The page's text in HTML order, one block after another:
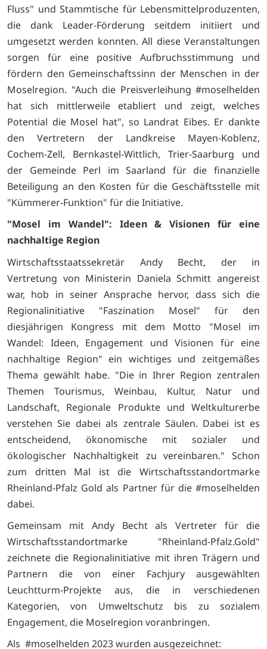
Fluss" und Stammtische für Lebensmittelproduzenten,
die dank Leader-Förderung seitdem initiiert und
umgesetzt werden konnten. All diese Veranstaltungen
sorgen für eine positive Aufbruchsstimmung und
fördern den Gemeinschaftssinn der Menschen in der
Moselregion. "Auch die Preisverleihung #moselhelden
hat sich mittlerweile etabliert und zeigt, welches
Potential die Mosel hat", so Landrat Eibes. Er dankte
den Vertretern der Landkreise Mayen-Koblenz,
Cochem-Zell, Bernkastel-Wittlich, Trier-Saarburg und
der Gemeinde Perl im Saarland für die finanzielle
Beteiligung an den Kosten für die Geschäftsstelle mit
"Kümmerer-Funktion" für die Initiative.
"Mosel im Wandel": Ideen & Visionen für eine
nachhaltige Region
Wirtschaftsstaatssekretär Andy Becht, der in
Vertretung von Ministerin Daniela Schmitt angereist
war, hob in seiner Ansprache hervor, dass sich die
Regionalinitiative "Faszination Mosel" für den
diesjährigen Kongress mit dem Motto "Mosel im
Wandel: Ideen, Engagement und Visionen für eine
nachhaltige Region" ein wichtiges und zeitgemäßes
Thema gewählt habe. "Die in Ihrer Region zentralen
Themen Tourismus, Weinbau, Kultur, Natur und
Landschaft, Regionale Produkte und Weltkulturerbe
verstehen Sie dabei als zentrale Säulen. Dabei ist es
entscheidend, ökonomische mit sozialer und
ökologischer Nachhaltigkeit zu vereinbaren." Schon
zum dritten Mal ist die Wirtschaftsstandortmarke
Rheinland-Pfalz Gold als Partner für die #moselhelden
dabei.
Gemeinsam mit Andy Becht als Vertreter für die
Wirtschaftsstandortmarke "Rheinland-Pfalz.Gold"
zeichnete die Regionalinitiative mit ihren Trägern und
Partnern die von einer Fachjury ausgewählten
Leuchtturm-Projekte aus, die in verschiedenen
Kategorien, von Umweltschutz bis zu sozialem
Engagement, die Moselregion voranbringen.
Als #moselhelden 2023 wurden ausgezeichnet: